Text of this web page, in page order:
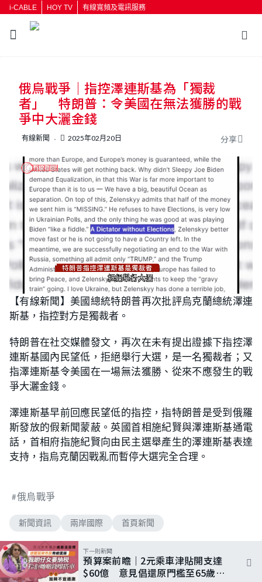
i-CABLE HOY TV 有線寬頻及電訊服務
按輸入鍵開始搜尋
俄烏戰爭｜指控澤連斯基為「獨裁
者」 特朗普：令美國在無法獲勝的戰
爭中大灑金錢
有線新聞 2025年02月20日 分享
U
n
m
t
e
L
o
a
d
e
d
7
.
6
%
【有線新聞】美國總統特朗普再次批評烏克蘭總統澤連
斯基，指控對方是獨裁者。
特朗普在社交媒體發文，再次在未有提出證據下指控澤
連斯基國內民望低，拒絕舉行大選，是一名獨裁者；又
指澤連斯基令美國在一場無法獲勝、從來不應發生的戰
爭大灑金錢。
澤連斯基早前回應民望低的指控，指特朗普是受到俄羅
斯發放的假新聞蒙蔽。英國首相施紀賢與澤連斯基通電
話，首相府指施紀賢向由民主選舉產生的澤連斯基表達
支持，指烏克蘭因戰亂而暫停大選完全合理。
俄烏戰爭
新聞資訊 兩岸國際 首頁新聞
下一則新聞
預算案前瞻｜2元乘車津貼開支達
$60億 意見倡還原門檻至65歲